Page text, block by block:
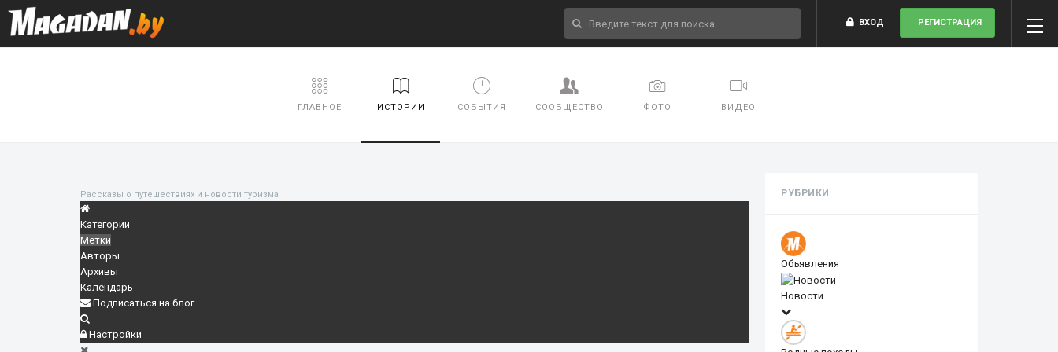
ВХОД РЕГИСТРАЦИЯ
ГЛАВНОЕ ИСТОРИИ СОБЫТИЯ СООБЩЕСТВО ФОТО ВИДЕО
Рассказы о путешествиях и новости туризма
Категории
Метки
Авторы
Архивы
Календарь
Подписаться на блог
Настройки
РУБРИКИ
Объявления
Новости